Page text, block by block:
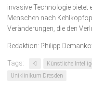
invasive Technologie bietet
Menschen nach
Veränderungen, die den
Redaktion: Philipp
Tags: KI Künstliche
Uniklinikum Dresden